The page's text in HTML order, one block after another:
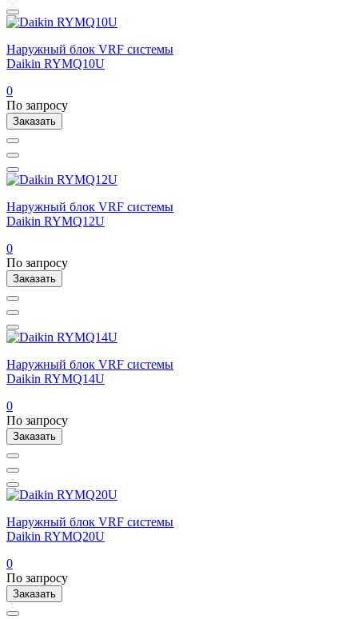
Наружный блок VRF системы
Daikin RYMQ10U
0
По запросу
Заказать
Наружный блок VRF системы
Daikin RYMQ12U
0
По запросу
Заказать
Наружный блок VRF системы
Daikin RYMQ14U
0
По запросу
Заказать
Наружный блок VRF системы
Daikin RYMQ20U
0
По запросу
Заказать